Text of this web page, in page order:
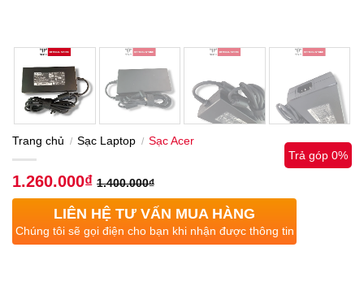
Trang chủ / Sạc Laptop / Sạc Acer
1.260.000₫ 1.400.000₫
Trả góp 0%
LIÊN HỆ TƯ VẤN MUA HÀNG
Chúng tôi sẽ gọi điện cho bạn khi nhận được thông tin